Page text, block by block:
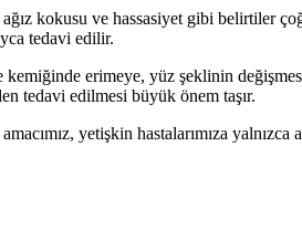
ağız kokusu ve hassasiyet gibi
tedavi edilir.
kemiğinde erimeye, yüz şeklinin
tedavi edilmesi büyük önem taşır.
yetişkin hastalarımıza yalnızca